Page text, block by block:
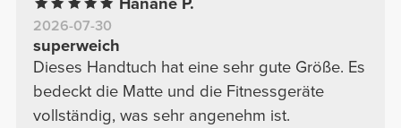
2026-07-30
superweich
Dieses Handtuch hat eine sehr gute Größe. Es
bedeckt die Matte und die Fitnessgeräte
vollständig, was sehr angenehm ist.